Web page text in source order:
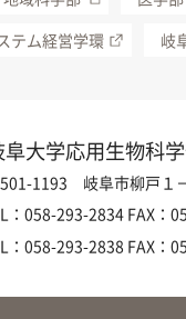
テム経営学環
岐
阜大学応用生物科
1193 岐阜市柳戸１
：058-293-2834 FAX：
：058-293-2838 FAX：